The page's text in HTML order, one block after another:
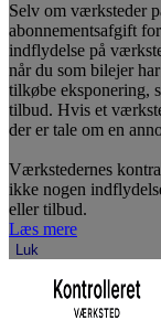
Selv om værksteder
abonnementsafgift
indflydelse på
når du som bilejer
tilkøbe eksponering,
tilbud. Hvis et
der er tale om en
Værkstedernes
ikke nogen
eller tilbud.
Læs mere
Luk